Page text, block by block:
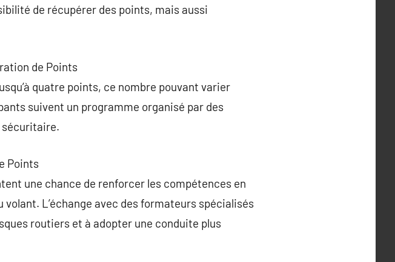
de récupérer des points, mais aussi
de Points
quatre points, ce nombre pouvant varier
suivent un programme organisé par des
Points
une chance de renforcer les compétences en
L’échange avec des formateurs spécialisés
routiers et à adopter une conduite plus